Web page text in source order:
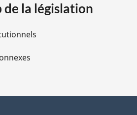
de la législation